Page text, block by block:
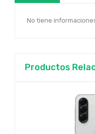
No tiene
Productos